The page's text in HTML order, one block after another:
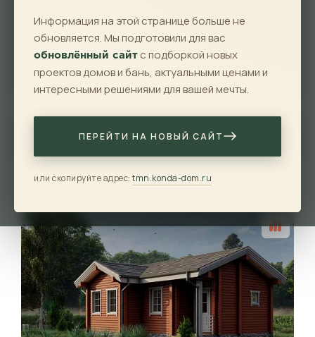
Информация на этой странице больше не
обновляется. Мы подготовили для вас
обновлённый сайт с подборкой новых
проектов домов и бань, актуальными ценами и
интересными решениями для вашей мечты.
ПЕРЕЙТИ НА НОВЫЙ САЙТ
или скопируйте адрес:tmn.konda-dom.ru
Материал
Показать Сбросить